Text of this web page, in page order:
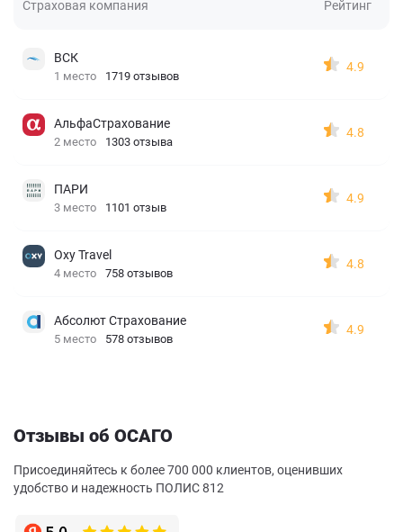
Страховая компания Рейтинг
ВСК
1 место 1719 отзывов
4.9
АльфаСтрахование
2 место 1303 отзыва
4.8
ПАРИ
3 место 1101 отзыв
4.9
Oxy Travel
4 место 758 отзывов
4.8
Абсолют Страхование
5 место 578 отзывов
4.9
Отзывы об ОСАГО
Присоединяйтесь к более 700 000 клиентов, оценивших
удобство и надежность ПОЛИС 812